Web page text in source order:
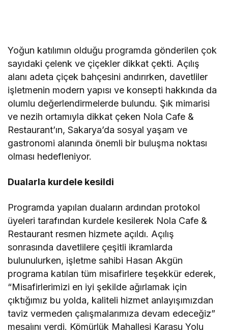
Yoğun katılımın olduğu programda gönderilen çok
sayıdaki çelenk ve çiçekler dikkat çekti. Açılış
alanı adeta çiçek bahçesini andırırken, davetliler
işletmenin modern yapısı ve konsepti hakkında da
olumlu değerlendirmelerde bulundu. Şık mimarisi
ve nezih ortamıyla dikkat çeken Nola Cafe &
Restaurant’ın, Sakarya’da sosyal yaşam ve
gastronomi alanında önemli bir buluşma noktası
olması hedefleniyor.
Dualarla kurdele kesildi
Programda yapılan duaların ardından protokol
üyeleri tarafından kurdele kesilerek Nola Cafe &
Restaurant resmen hizmete açıldı. Açılış
sonrasında davetlilere çeşitli ikramlarda
bulunulurken, işletme sahibi Hasan Akgün
programa katılan tüm misafirlere teşekkür ederek,
“Misafirlerimizi en iyi şekilde ağırlamak için
çıktığımız bu yolda, kaliteli hizmet anlayışımızdan
taviz vermeden çalışmalarımıza devam edeceğiz”
mesajını verdi. Kömürlük Mahallesi Karasu Yolu